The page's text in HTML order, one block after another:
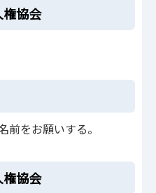
協会
前をお願いする。
協会